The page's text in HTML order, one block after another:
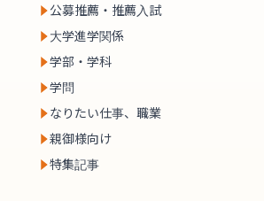
公募推薦・推薦入試
大学進学関係
学部・学科
学問
なりたい仕事、職業
親御様向け
特集記事